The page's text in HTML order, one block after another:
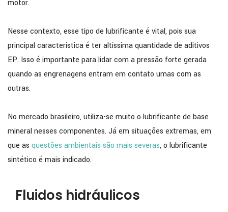
motor.
Nesse contexto, esse tipo de lubrificante é vital, pois sua
principal característica é ter altíssima quantidade de aditivos
EP. Isso é importante para lidar com a pressão forte gerada
quando as engrenagens entram em contato umas com as
outras.
No mercado brasileiro, utiliza-se muito o lubrificante de base
mineral nesses componentes. Já em situações extremas, em
que as questões ambientais são mais severas, o lubrificante
sintético é mais indicado.
Fluidos hidráulicos